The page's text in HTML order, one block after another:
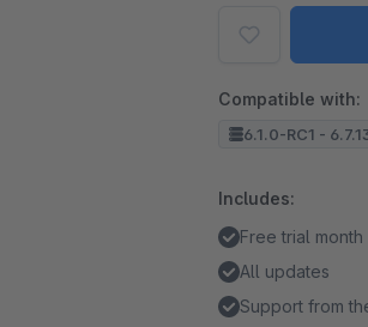
Compatible with:
6.1.0-RC1 -
Includes:
Free trial month
All updates
Support from